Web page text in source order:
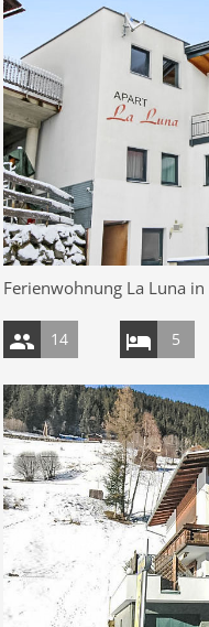
Ferienwohnung La Luna in
14 5